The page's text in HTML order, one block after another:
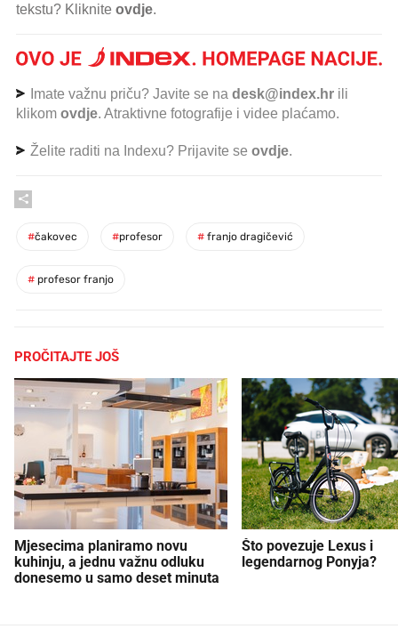
tekstu? Kliknite ovdje.
Imate važnu priču? Javite se na desk@index.hr ili
klikom ovdje. Atraktivne fotografije i videe plaćamo.
Želite raditi na Indexu? Prijavite se ovdje.
#čakovec #profesor # franjo dragičević
# profesor franjo
PROČITAJTE JOŠ
Mjesecima planiramo novu
kuhinju, a jednu važnu odluku
donesemo u samo deset minuta
Što povezuje Lexus i
legendarnog Ponyja?